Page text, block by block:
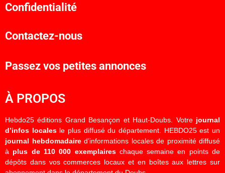
Confidentialité
Contactez-nous
Passez vos petites annonces
À PROPOS
Hebdo25 éditions Grand Besançon et Haut-Doubs. Votre journal
d’infos localesle plus diffusé du département. HEBDO25 est un
journal hebdomadaired’informations locales de proximité diffusé
à plus de 110 000 exemplaireschaque semaine en points de
dépôts dans vos commerces locaux et en boîtes aux lettres sur